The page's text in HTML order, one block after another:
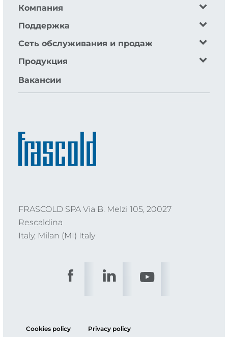
Компания
Поддержка
Сеть обслуживания и продаж
Продукция
Вакансии
FRASCOLD SPA Via B. Melzi 105, 20027
Rescaldina
Italy, Milan (MI) Italy
Cookies policy Privacy policy